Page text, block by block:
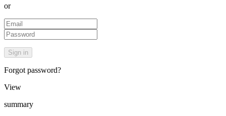
or
Forgot password?
View
summary